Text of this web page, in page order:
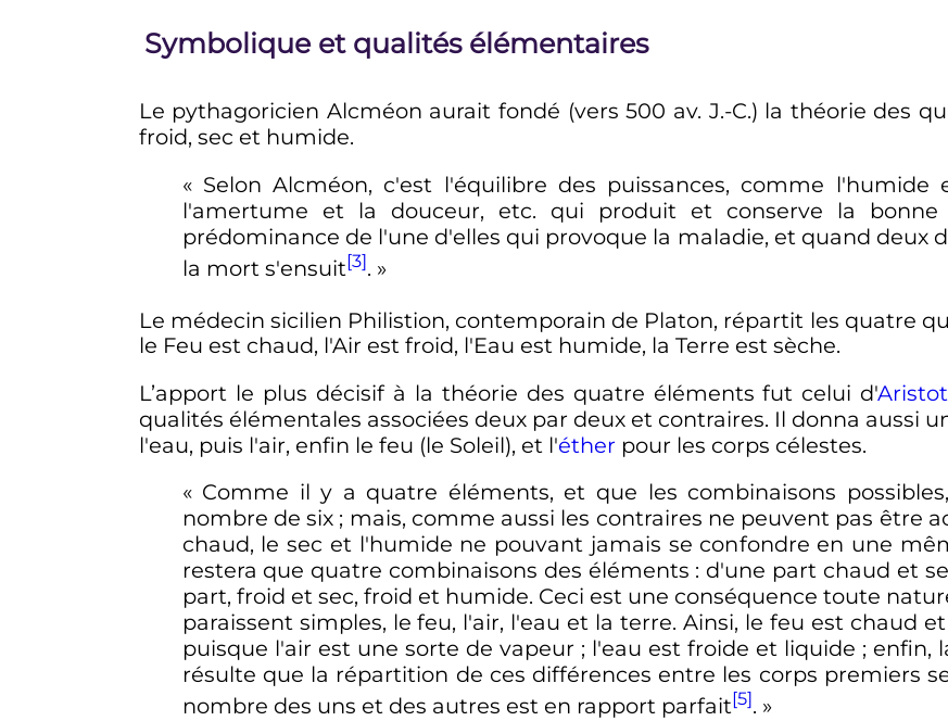
Symbolique et qualités élémentaires
Le pythagoricien Alcméon aurait fondé (vers 500 av. J.-C.) la théorie des
froid, sec et humide.
« Selon Alcméon, c'est l'équilibre des puissances, comme
l'amertume et la douceur, etc. qui produit et conserve la
prédominance de l'une d'elles qui provoque la maladie, et quand deux
la mort s'ensuit[3]. »
Le médecin sicilien Philistion, contemporain de Platon, répartit les quatre
le Feu est chaud, l'Air est froid, l'Eau est humide, la Terre est sèche.
L’apport le plus décisif à la théorie des quatre éléments fut celui d'
qualités élémentales associées deux par deux et contraires. Il donna aussi
l'eau, puis l'air, enfin le feu (le Soleil), et l'éther pour les corps célestes.
« Comme il y a quatre éléments, et que les combinaisons
nombre de six ; mais, comme aussi les contraires ne peuvent pas être
chaud, le sec et l'humide ne pouvant jamais se confondre en une
restera que quatre combinaisons des éléments : d'une part chaud et
part, froid et sec, froid et humide. Ceci est une conséquence toute
paraissent simples, le feu, l'air, l'eau et la terre. Ainsi, le feu est chaud
puisque l'air est une sorte de vapeur ; l'eau est froide et liquide ; enfin,
résulte que la répartition de ces différences entre les corps premiers
nombre des uns et des autres est en rapport parfait[5]. »